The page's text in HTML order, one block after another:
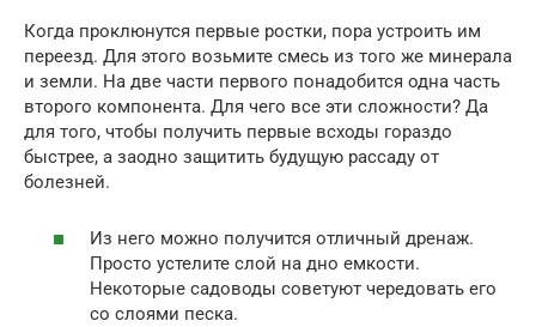
Когда проклюнутся первые ростки, пора устроить им
переезд. Для этого возьмите смесь из того же минерала
и земли. На две части первого понадобится одна часть
второго компонента. Для чего все эти сложности? Да
для того, чтобы получить первые всходы гораздо
быстрее, а заодно защитить будущую рассаду от
болезней.
Из него можно получится отличный дренаж.
Просто устелите слой на дно емкости.
Некоторые садоводы советуют чередовать его
со слоями песка.